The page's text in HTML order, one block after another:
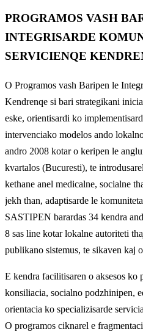
PROGRAMOS VASH
INTEGRISARDE
SERVICIENQE
O Programos vash Baripen le
Kendrenqe si bari strategikani
eske, orientisardi ko
intervenciako modelos ando
andro 2008 kotar o keripen le
kvartalos (Bucuresti), te
kethane anel medicalne, socialne
jekh than, adaptisarde le
SASTIPEN barardas 34 kendra
8 sas line kotar lokalne autoriteti
publikano sistemus, te sikaven kaj
E kendra facilitisaren o aksesos ko
konsiliacia, socialno podzhinipen,
orientacia ko specializisarde
O programos ciknarel e